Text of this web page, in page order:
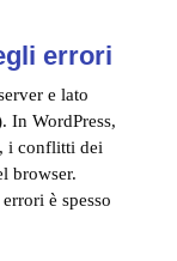
errori
e lato
In WordPress,
i conflitti dei
browser.
è spesso